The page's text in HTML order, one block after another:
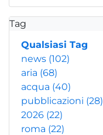
Tag
Qualsiasi Tag
news (102)
aria (68)
acqua (40)
pubblicazioni (28)
2026 (22)
roma (22)